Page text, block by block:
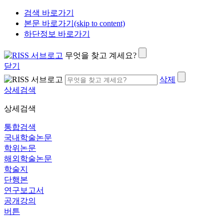
검색 바로가기
본문 바로가기(skip to content)
하단정보 바로가기
무엇을 찾고 계세요?
닫기
삭제
상세검색
상세검색
통합검색
국내학술논문
학위논문
해외학술논문
학술지
단행본
연구보고서
공개강의
버튼